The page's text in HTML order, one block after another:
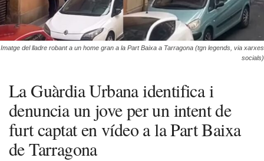
Imatge del lladre robant a un home gran a la Part Baixa a Tarragona (tgn legends, via xarxes
socials)
La Guàrdia Urbana identifica i
denuncia un jove per un intent de
furt captat en vídeo a la Part Baixa
de Tarragona